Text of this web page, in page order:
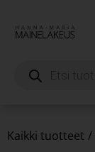
Kaikki tuotteet /